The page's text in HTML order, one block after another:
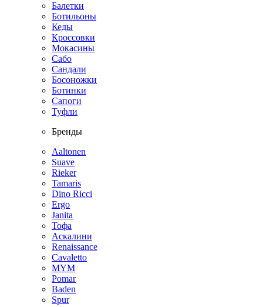
Балетки
Ботильоны
Кеды
Кроссовки
Мокасины
Сабо
Сандали
Босоножки
Ботинки
Сапоги
Туфли
Бренды
Aaltonen
Suave
Rieker
Tamaris
Dino Ricci
Ergo
Janita
Тофа
Аскалини
Renaissance
Cavaletto
MYM
Pomar
Baden
Spur